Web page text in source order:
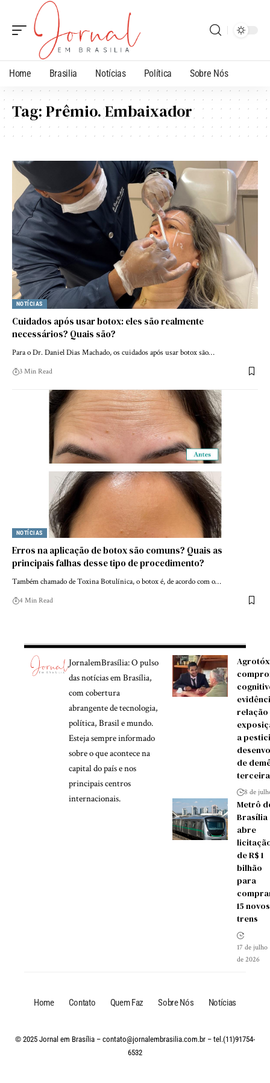
Home Brasilia Notícias Política Sobre Nós
Tag:Prêmio. Embaixador
NOTÍCIAS
Cuidados após usar botox: eles são realmente
necessários? Quais são?
Para o Dr. Daniel Dias Machado, os cuidados após usar botox são…
3 Min Read
NOTÍCIAS
Erros na aplicação de botox são comuns? Quais as
principais falhas desse tipo de procedimento?
Também chamado de Toxina Botulínica, o botox é, de acordo com o…
4 Min Read
JornalemBrasília: O pulso
das notícias em Brasília,
com cobertura
abrangente de tecnologia,
política, Brasil e mundo.
Esteja sempre informado
sobre o que acontece na
capital do país e nos
principais centros
internacionais.
a
de
8 de
Metrô
Brasília
abre
de R$ 1
bilhão
para
15 novos
trens
17 de julho
de 2026
Home Contato Quem Faz Sobre Nós Notícias
© 2025 Jornal em Brasília – contato@jornalembrasilia.com.br – tel.(11)91754-
6532